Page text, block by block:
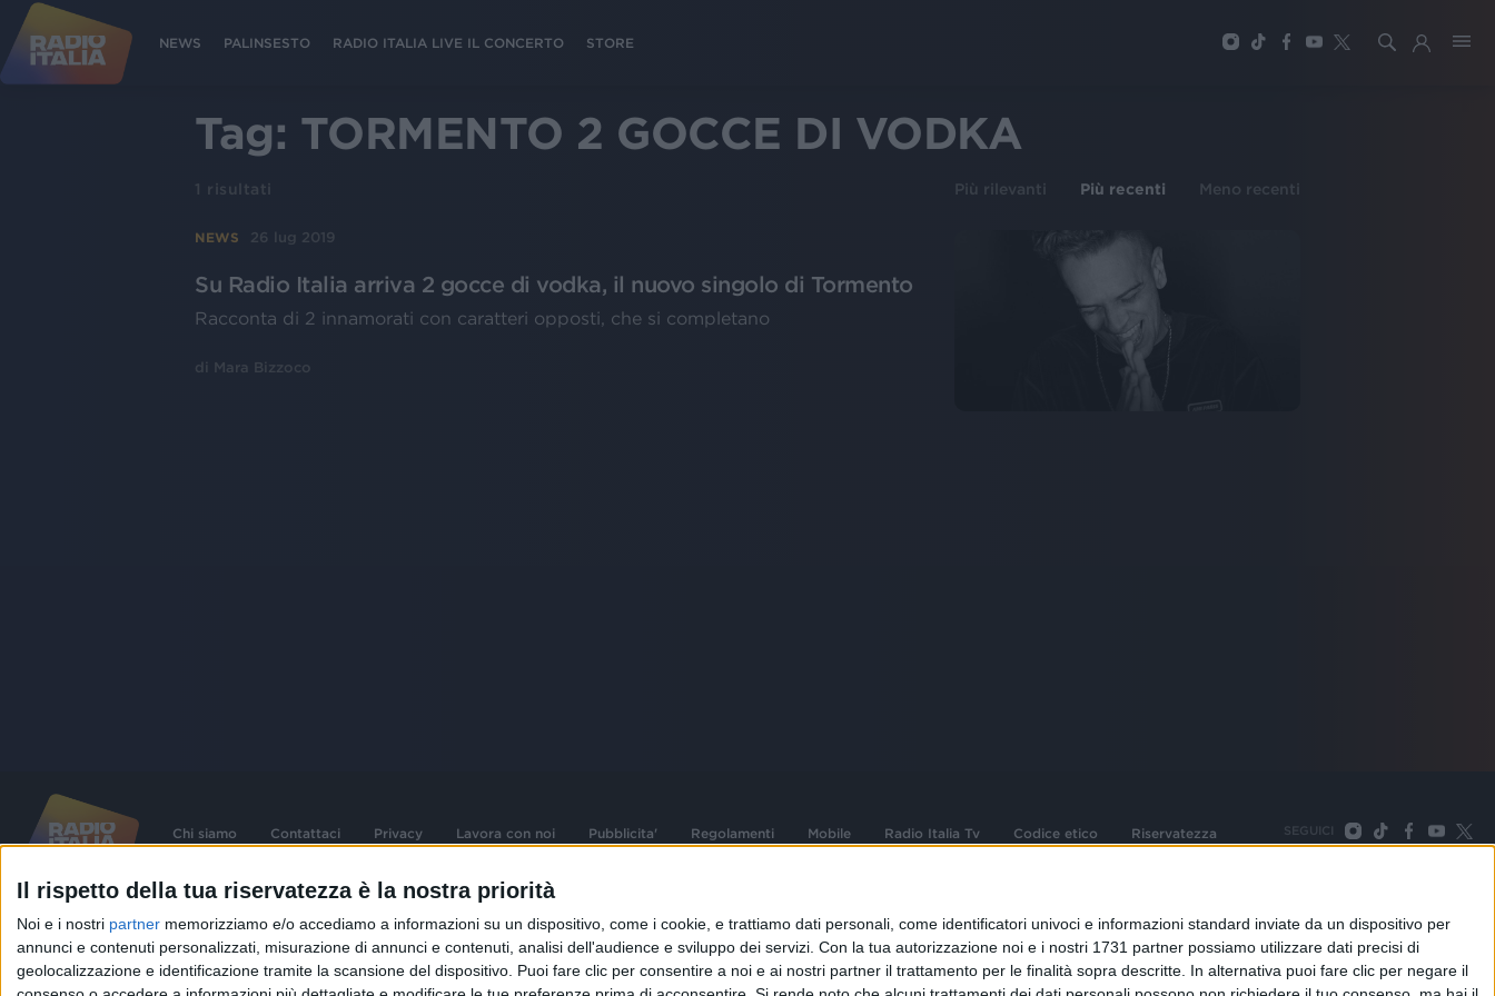
Il rispetto della tua riservatezza è la nostra priorità
Noi e i nostri partner memorizziamo e/o accediamo a informazioni su un dispositivo, come i cookie, e trattiamo dati personali, come identificatori univoci e informazioni standard inviate da un dispositivo per
annunci e contenuti personalizzati, misurazione di annunci e contenuti, analisi dell'audience e sviluppo dei servizi. Con la tua autorizzazione noi e i nostri 1731 partner possiamo utilizzare dati precisi di
geolocalizzazione e identificazione tramite la scansione del dispositivo. Puoi fare clic per consentire a noi e ai nostri partner il trattamento per le finalità sopra descritte. In alternativa puoi fare clic per negare il
NEWS PALINSESTO RADIO ITALIA LIVE IL CONCERTO STORE
Tag: TORMENTO 2 GOCCE DI VODKA
1 risultati Più rilevanti Più recenti Meno recenti
NEWS 26 lug 2019
Su Radio Italia arriva 2 gocce di vodka, il nuovo singolo di Tormento
Racconta di 2 innamorati con caratteri opposti, che si completano
di Mara Bizzoco
Chi siamo Contattaci Privacy Lavora con noi Pubblicita' Regolamenti Mobile Radio Italia Tv Codice etico Riservatezza SEGUICI
©2026RADIO ITALIA S.p.A. P.IVA 06832230152 | Tutti i diritti riservati. Per le opere dell'ingegno
contenute nel sito sono stati assolti gli obblighi derivanti dalla normativa dei diritti d'autore e dei diritti
connessi.
Capitale Sociale € 580.000,00 interamente versato. Iscr. Reg. Imprese Milano - C.F. e n° iscrizione
Sede Amministrativa: Viale Europa 49, 20093 Cologno Monzese (Mi) |Tel. +39 02 254441 | Fax +39
02 25444220
Sede Legale: Via Savona 97, 20144 Milano
TORNA SU